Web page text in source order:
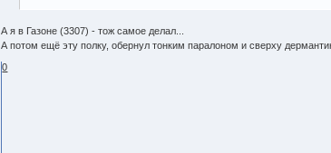
А я в Газоне (3307) - тож самое делал...
А потом ещё эту полку, обернул тонким паралоном и сверху
0